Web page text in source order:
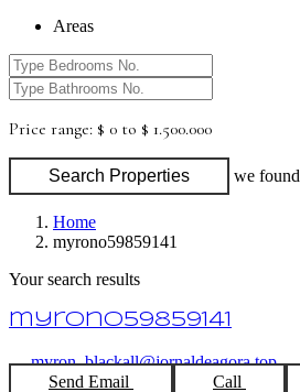
Areas
Price range: $ 0 to $ 1.500.000
Search Properties we found
Home
myrono59859141
Your search results
myrono59859141
myron_blackall@jornaldeagora.top
Send Email
Call